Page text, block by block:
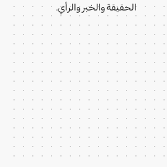
الحقيقة والخبر والرأي.